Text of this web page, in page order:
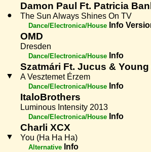
●
Damon Paul Ft. Patricia
The Sun Always Shines On TV
Dance/Electronica/House Info
OMD
Dresden
Dance/Electronica/House Info
▼
Szatmári Ft. Jucus & Young
A Vesztemet Érzem
Dance/Electronica/House Info
ItaloBrothers
Luminous Intensity 2013
Dance/Electronica/House Info
▼
Charli XCX
You (Ha Ha Ha)
Alternative Info